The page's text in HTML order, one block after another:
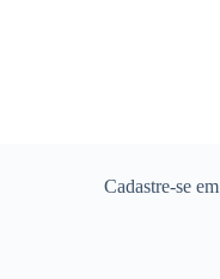
Cadastre-se em